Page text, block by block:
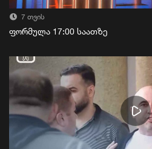
7 თვის
ფორმულა 17:00 საათზე